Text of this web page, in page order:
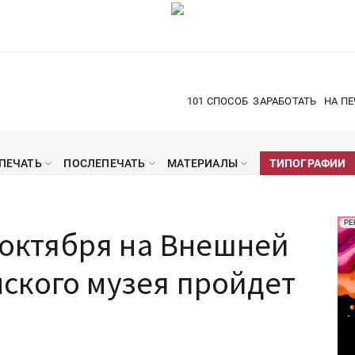
101 СПОСОБ ЗАРАБОТАТЬ НА
ПЕЧАТЬ ПОСЛЕПЕЧАТЬ МАТЕРИАЛЫ ТИПОГРАФИИ
на Внешней
музея пройдет